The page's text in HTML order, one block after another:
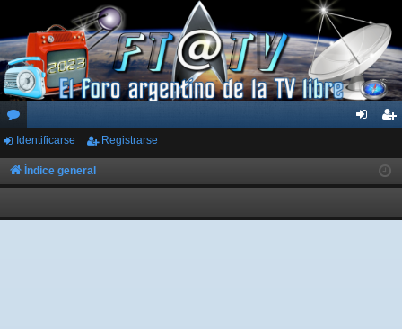
or
os
ar
ist
rs
Identificarse Registrarse
Índice general